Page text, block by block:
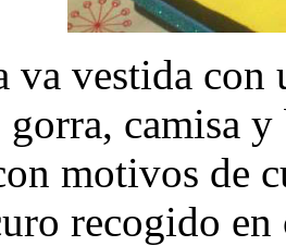
va vestida
gorra, camisa
motivos de
recogido